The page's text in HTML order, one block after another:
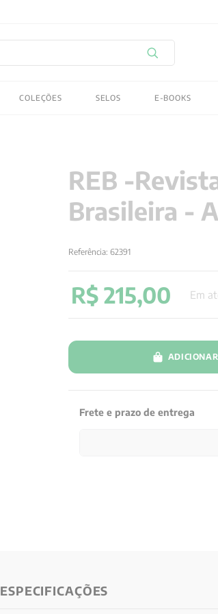
COLEÇÕES SELOS E-BOOKS
REB -
Brasileira -
Referência:62391
R$ 215,00 Em
Frete e prazo de entrega
ESPECIFICAÇÕES